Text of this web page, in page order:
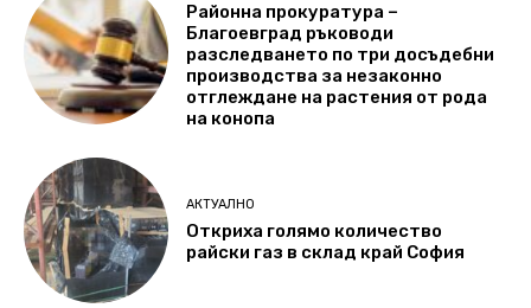
Районна прокуратура –
Благоевград ръководи
разследването по три досъдебни
производства за незаконно
отглеждане на растения от рода
на конопа
АКТУАЛНО
Откриха голямо количество
райски газ в склад край София